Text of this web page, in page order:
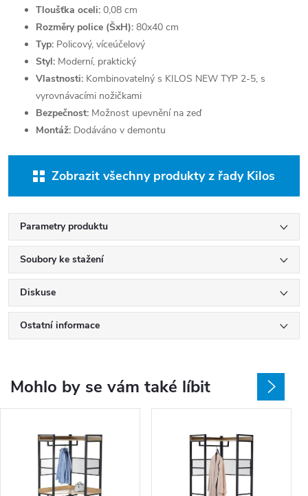
Tloušťka oceli: 0,08 cm
Rozměry police (ŠxH): 80x40 cm
Typ: Policový, víceúčelový
Styl: Moderní, praktický
Vlastnosti: Kombinovatelný s KILOS NEW TYP 2-5, s
vyrovnávacími nožičkami
Bezpečnost: Možnost upevnění na zeď
Montáž: Dodáváno v demontu
Zobrazit všechny produkty z řady Kilos
Parametry produktu
Soubory ke stažení
Diskuse
Ostatní informace
Mohlo by se vám také líbit